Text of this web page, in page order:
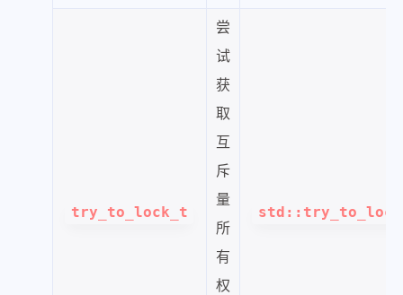
try_to_lock_t
尝
试
获
取
互
斥
量
所
有
权
std::try_to_lock